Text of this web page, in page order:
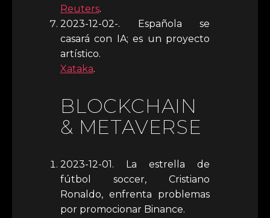
Reuters.
2023-12-02-. Española se
casará con IA; es un proyecto
artístico.
Xataka.
BLOCKCHAIN
& METAVERSE
2023-12-01. La estrella de
fútbol soccer, Cristiano
Ronaldo, enfrenta problemas
por promocionar Binance.